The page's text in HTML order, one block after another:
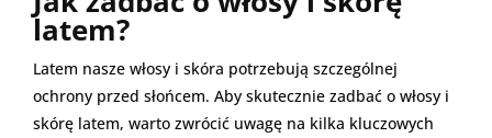
latem?
Latem nasze włosy i skóra potrzebują szczególnej
ochrony przed słońcem. Aby skutecznie zadbać o włosy i
skórę latem, warto zwrócić uwagę na kilka kluczowych